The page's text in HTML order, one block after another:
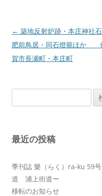
投
稿
ナ
ン
← 築地反射炉跡・本庄神社
肥前鳥居・同石燈籠ほか
賀市長瀬町・本庄町
索:
最近の投稿
季刊誌 樂（らく）ra-ku 59
道 浦上街道ー
移転のお知らせ